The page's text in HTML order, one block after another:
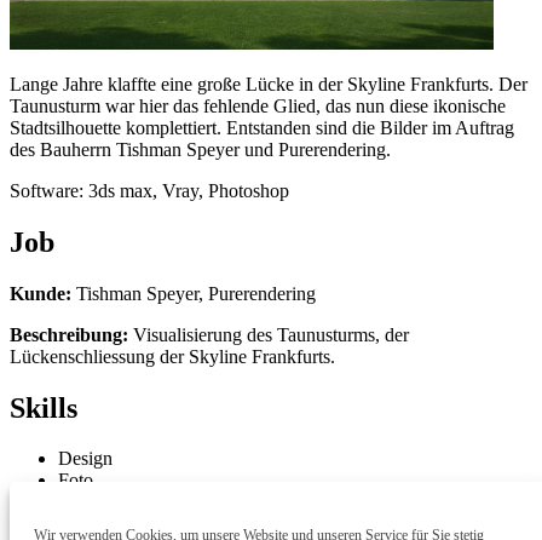
Wir verwenden Cookies, um unsere Website und unseren Service für Sie stetig
Lange Jahre klaffte eine große Lücke in der Skyline Frankfurts. Der
Taunusturm war hier das fehlende Glied, das nun diese ikonische
Stadtsilhouette komplettiert. Entstanden sind die Bilder im Auftrag
des Bauherrn Tishman Speyer und Purerendering.
Software: 3ds max, Vray, Photoshop
Job
Kunde: Tishman Speyer, Purerendering
Beschreibung: Visualisierung des Taunusturms, der
Lückenschliessung der Skyline Frankfurts.
Skills
Design
Foto
2D Postwork